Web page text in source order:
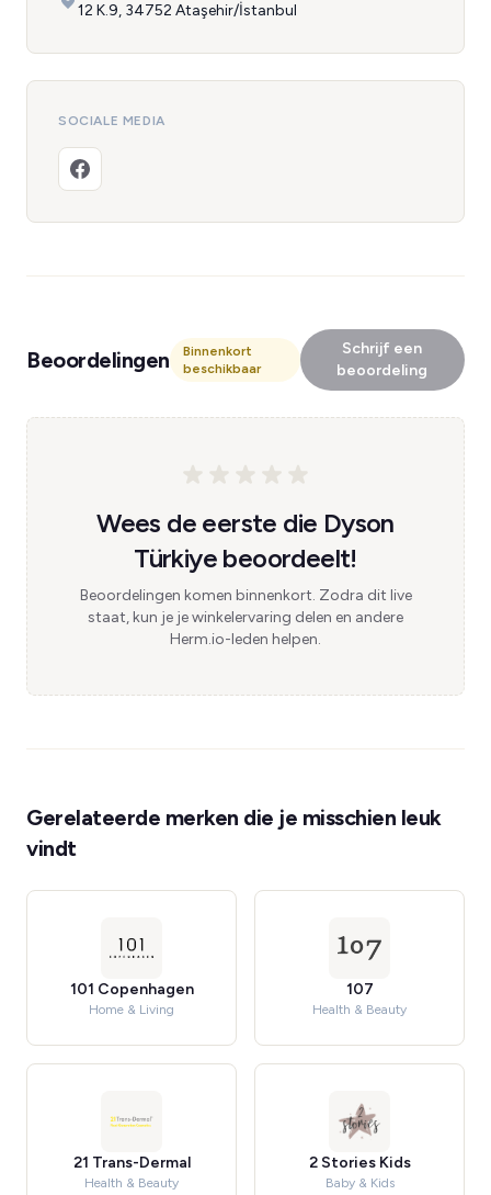
12 K.9, 34752 Ataşehir/İstanbul
SOCIALE MEDIA
Beoordelingen
Binnenkort
beschikbaar
Schrijf een
beoordeling
Wees de eerste die Dyson
Türkiye beoordeelt!
Beoordelingen komen binnenkort. Zodra dit live
staat, kun je je winkelervaring delen en andere
Herm.io-leden helpen.
Gerelateerde merken die je misschien leuk
vindt
101 Copenhagen
Home & Living
107
Health & Beauty
21 Trans-Dermal
Health & Beauty
2 Stories Kids
Baby & Kids